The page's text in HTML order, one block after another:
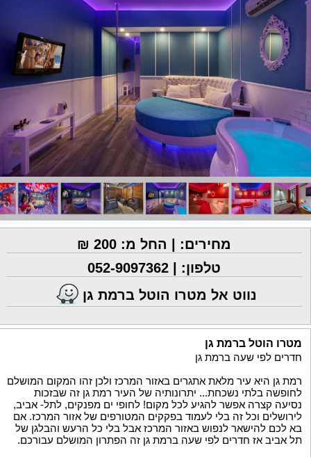
מחירים: | החל מ: 200 ₪
טלפון: | 052-9097362
נווט אל מטרו הוטל ברמת גן
מטרו הוטל ברמת גן
חדרים לפי שעה ברמת גן
רמת גן היא עיר מלאת אתגרים באזור המרכז ולכן זהו המקום המושלם
לחופשה בלתי נשכחת... יתרונותיה של העיר רמת גן זה שבזכות
נסיעה קצרה אפשר להגיע לכל מקום! לחופי ים מפנקים, לתל- אביב,
לירושלים וכל זה בלי לעמוד בפקקים המטורפים של אזור המרכז. אם
בא לכם להישאר לנפוש באזור המרכז אבל בלי כל הרעש והבלגן של
תל אביב אז חדרים לפי שעה ברמת גן זה הפתרון המושלם עבורכם.